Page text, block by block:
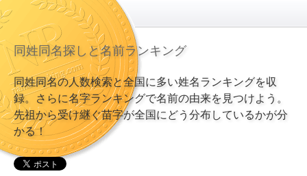
同姓同名探しと名前ランキング
同姓同名の人数検索と全国に多い姓名ランキングを収
録。さらに名字ランキングで名前の由来を見つけよう。
先祖から受け継ぐ苗字が全国にどう分布しているかが分
かる！